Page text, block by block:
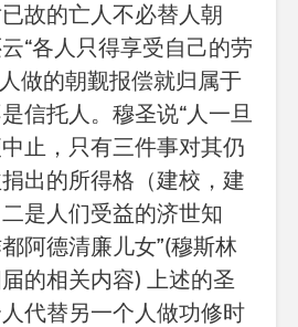
故的亡人不必替人朝
“各人只得享受自己的劳
做的朝觐报偿就归属于
信托人。穆圣说“人一旦
止，只有三件事对其仍
出的所得格（建校，建
是人们受益的济世知
阿德清廉儿女”(穆斯林
的相关内容) 上述的圣
代替另一个人做功修时